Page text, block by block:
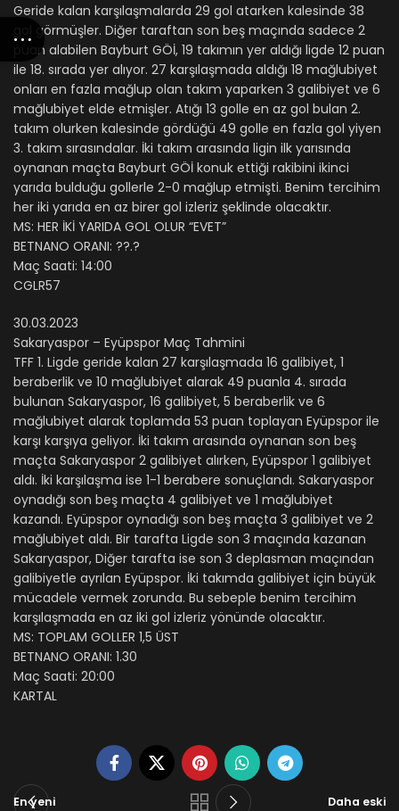
Geride kalan karşılaşmalarda 29 gol atarken kalesinde 38
gol görmüşler. Diğer taraftan son beş maçında sadece 2
puan alabilen Bayburt GÖİ, 19 takımın yer aldığı ligde 12 puan
ile 18. sırada yer alıyor. 27 karşılaşmada aldığı 18 mağlubiyet
onları en fazla mağlup olan takım yaparken 3 galibiyet ve 6
mağlubiyet elde etmişler. Atığı 13 golle en az gol bulan 2.
takım olurken kalesinde gördüğü 49 golle en fazla gol yiyen
3. takım sırasındalar. İki takım arasında ligin ilk yarısında
oynanan maçta Bayburt GÖİ konuk ettiği rakibini ikinci
yarıda bulduğu gollerle 2-0 mağlup etmişti. Benim tercihim
her iki yarıda en az birer gol izleriz şeklinde olacaktır.
MS: HER İKİ YARIDA GOL OLUR “EVET”
BETNANO ORANI: ??.?
Maç Saati: 14:00
CGLR57
30.03.2023
Sakaryaspor – Eyüpspor Maç Tahmini
TFF 1. Ligde geride kalan 27 karşılaşmada 16 galibiyet, 1
beraberlik ve 10 mağlubiyet alarak 49 puanla 4. sırada
bulunan Sakaryaspor, 16 galibiyet, 5 beraberlik ve 6
mağlubiyet alarak toplamda 53 puan toplayan Eyüpspor ile
karşı karşıya geliyor. İki takım arasında oynanan son beş
maçta Sakaryaspor 2 galibiyet alırken, Eyüpspor 1 galibiyet
aldı. İki karşılaşma ise 1-1 berabere sonuçlandı. Sakaryaspor
oynadığı son beş maçta 4 galibiyet ve 1 mağlubiyet
kazandı. Eyüpspor oynadığı son beş maçta 3 galibiyet ve 2
mağlubiyet aldı. Bir tarafta Ligde son 3 maçında kazanan
Sakaryaspor, Diğer tarafta ise son 3 deplasman maçından
galibiyetle ayrılan Eyüpspor. İki takımda galibiyet için büyük
mücadele vermek zorunda. Bu sebeple benim tercihim
karşılaşmada en az iki gol izleriz yönünde olacaktır.
MS: TOPLAM GOLLER 1,5 ÜST
BETNANO ORANI: 1.30
Maç Saati: 20:00
KARTAL
En yeni Daha eski